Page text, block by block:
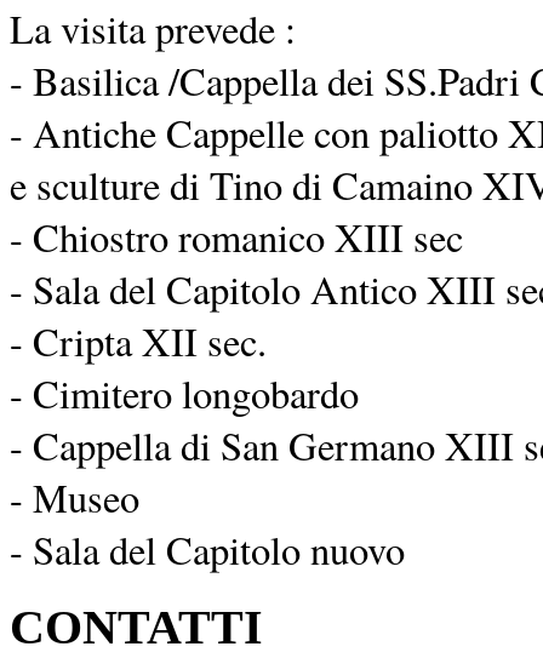
La visita prevede :
- Basilica /Cappella dei
- Antiche Cappelle con paliotto
e sculture di Tino di Camaino
- Chiostro romanico XIII sec
- Sala del Capitolo Antico XIII
- Cripta XII sec.
- Cimitero longobardo
- Cappella di San Germano XIII
- Museo
- Sala del Capitolo nuovo
CONTATTI